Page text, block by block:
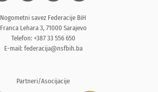
Nogometni savez Federacije BiH
Franca Lehara 3, 71000 Sarajevo
Telefon: +387 33 556 650
E-mail: federacija@nsfbih.ba
Partneri/Asocijacije